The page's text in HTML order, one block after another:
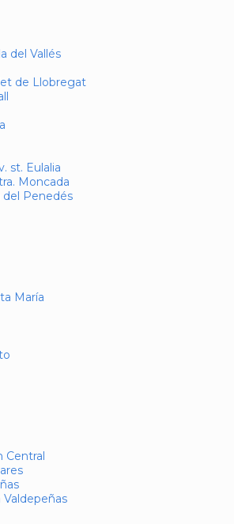
del Vallés
de Llobregat
st. Eulalia
Moncada
del Penedés
María
Central